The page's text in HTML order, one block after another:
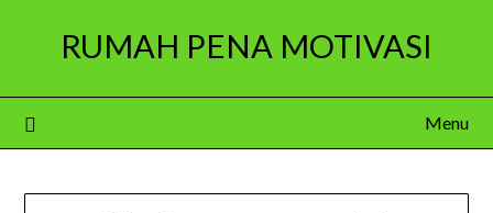
RUMAH PENA MOTIVASI
Menu